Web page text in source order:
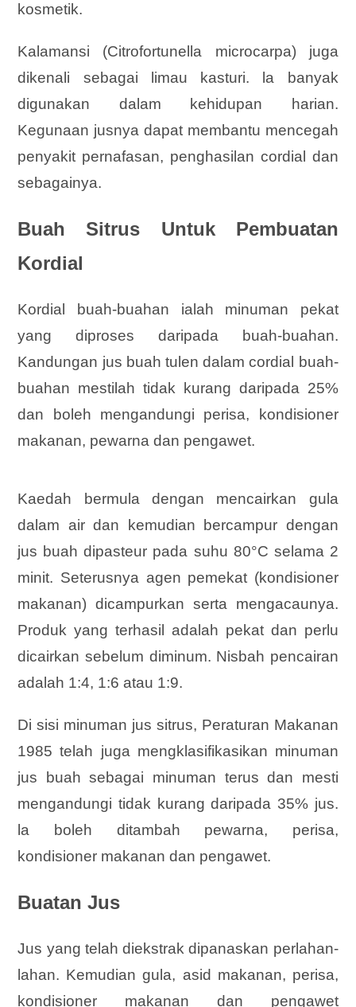
kosmetik.
Kalamansi (Citrofortunella microcarpa) juga
dikenali sebagai limau kasturi. la banyak
digunakan dalam kehidupan harian.
Kegunaan jusnya dapat membantu mencegah
penyakit pernafasan, penghasilan cordial dan
sebagainya.
Buah Sitrus Untuk Pembuatan
Kordial
Kordial buah-buahan ialah minuman pekat
yang diproses daripada buah-buahan.
Kandungan jus buah tulen dalam cordial buah-
buahan mestilah tidak kurang daripada 25%
dan boleh mengandungi perisa, kondisioner
makanan, pewarna dan pengawet.
Kaedah bermula dengan mencairkan gula
dalam air dan kemudian bercampur dengan
jus buah dipasteur pada suhu 80°C selama 2
minit. Seterusnya agen pemekat (kondisioner
makanan) dicampurkan serta mengacaunya.
Produk yang terhasil adalah pekat dan perlu
dicairkan sebelum diminum. Nisbah pencairan
adalah 1:4, 1:6 atau 1:9.
Di sisi minuman jus sitrus, Peraturan Makanan
1985 telah juga mengklasifikasikan minuman
jus buah sebagai minuman terus dan mesti
mengandungi tidak kurang daripada 35% jus.
la boleh ditambah pewarna, perisa,
kondisioner makanan dan pengawet.
Buatan Jus
Jus yang telah diekstrak dipanaskan perlahan-
lahan. Kemudian gula, asid makanan, perisa,
kondisioner makanan dan pengawet